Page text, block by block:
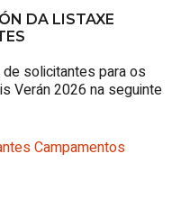
DA LISTAXE
solicitantes para os
Verán 2026 na seguinte
Campamentos